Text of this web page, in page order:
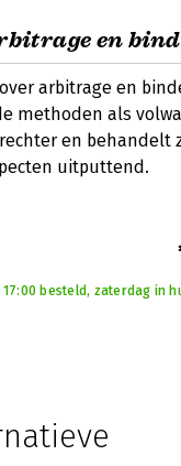
en
arbitrage en
methoden als
en behandelt
uitputtend.
besteld, zaterdag in